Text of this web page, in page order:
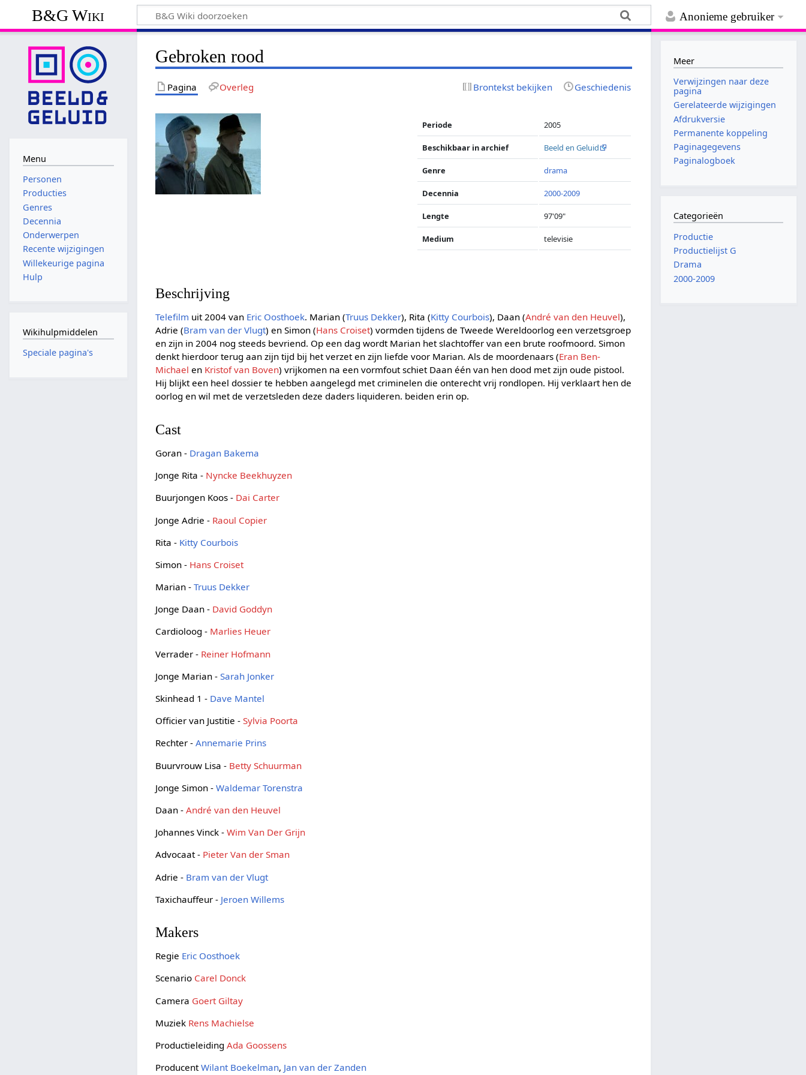
Anonieme gebruiker
B&G Wiki
Gebroken rood
Pagina Overleg Brontekst bekijken Geschiedenis
Periode 2005
Beschikbaar in archief Beeld en Geluid
Genre drama
Decennia 2000-2009
Lengte 97'09"
Medium televisie
Beschrijving
Telefilm uit 2004 van Eric Oosthoek. Marian (Truus Dekker), Rita (Kitty Courbois), Daan (André van den Heuvel),
Adrie (Bram van der Vlugt) en Simon (Hans Croiset) vormden tijdens de Tweede Wereldoorlog een verzetsgroep
en zijn in 2004 nog steeds bevriend. Op een dag wordt Marian het slachtoffer van een brute roofmoord. Simon
denkt hierdoor terug aan zijn tijd bij het verzet en zijn liefde voor Marian. Als de moordenaars (Eran Ben-
Michael en Kristof van Boven) vrijkomen na een vormfout schiet Daan één van hen dood met zijn oude pistool.
Hij blijkt een heel dossier te hebben aangelegd met criminelen die onterecht vrij rondlopen. Hij verklaart hen de
oorlog en wil met de verzetsleden deze daders liquideren. beiden erin op.
Cast
Goran - Dragan Bakema
Jonge Rita - Nyncke Beekhuyzen
Buurjongen Koos - Dai Carter
Jonge Adrie - Raoul Copier
Rita - Kitty Courbois
Simon - Hans Croiset
Marian -Truus Dekker
Jonge Daan - David Goddyn
Cardioloog - Marlies Heuer
Verrader - Reiner Hofmann
Jonge Marian -Sarah Jonker
Skinhead 1 - Dave Mantel
Officier van Justitie -Sylvia Poorta
Rechter -Annemarie Prins
Buurvrouw Lisa - Betty Schuurman
Jonge Simon -Waldemar Torenstra
Daan -André van den Heuvel
Johannes Vinck -Wim Van Der Grijn
Advocaat - Pieter Van der Sman
Adrie - Bram van der Vlugt
Taxichauffeur - Jeroen Willems
Makers
Regie Eric Oosthoek
Scenario Carel Donck
Camera Goert Giltay
Muziek Rens Machielse
ProductieleidingAda Goossens
ProducentWilant Boekelman, Jan van der Zanden
Menu
Personen
Producties
Genres
Decennia
Onderwerpen
Recente wijzigingen
Willekeurige pagina
Hulp
Wikihulpmiddelen
Speciale pagina's
Meer
Verwijzingen naar deze
pagina
Gerelateerde wijzigingen
Afdrukversie
Permanente koppeling
Paginagegevens
Paginalogboek
Categorieën
Productie
Productielijst G
Drama
2000-2009